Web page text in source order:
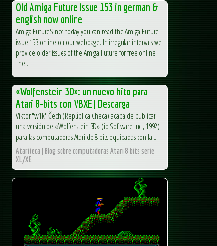
Old Amiga Future Issue 153 in german &
english now online
Amiga FutureSince today you can read the Amiga Future
issue 153 online on our webpage. In irregular intervals we
provide older issues of the Amiga Future for free online.
The...
«Wolfenstein 3D»: un nuevo hito para
Atari 8-bits con VBXE | Descarga
Viktor "w1k" Čech (República Checa) acaba de publicar
una versión de «Wolfenstein 3D» (id Software Inc., 1992)
para las computadoras Atari de 8 bits equipadas con la...
Atariteca | Blog sobre computadoras Atari 8 bits serie
XL/XE.